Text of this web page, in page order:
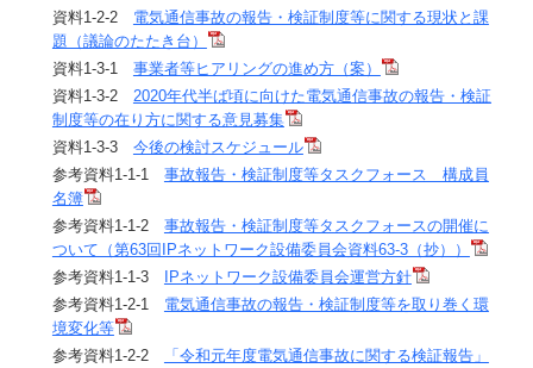
資料1-2-2 電気通信事故の報告・検証制度等に関する現状と課
題（議論のたたき台）
資料1-3-1 事業者等ヒアリングの進め方（案）
資料1-3-2 2020年代半ば頃に向けた電気通信事故の報告・検証
制度等の在り方に関する意見募集
資料1-3-3 今後の検討スケジュール
参考資料1-1-1 事故報告・検証制度等タスクフォース 構成員
名簿
参考資料1-1-2 事故報告・検証制度等タスクフォースの開催に
ついて（第63回IPネットワーク設備委員会資料63-3（抄））
参考資料1-1-3
IPネットワーク設備委員会運営方針
参考資料1-2-1 電気通信事故の報告・検証制度等を取り巻く環
境変化等
参考資料1-2-2
「令和元年度電気通信事故に関する検証報告」